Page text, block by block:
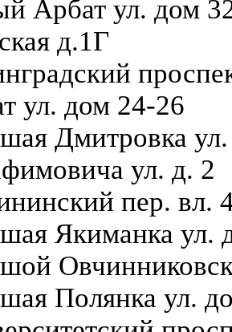
Арбат ул. дом
д.1Г
ул. дом 24-26
Дмитровка
ул. д. 2
пер. вл.
Якиманка ул.
Полянка ул.